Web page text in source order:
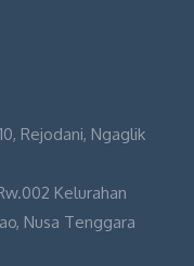
Rejodani, Ngaglik
Kelurahan
Nusa Tenggara